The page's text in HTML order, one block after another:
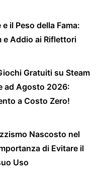
il Peso della Fama:
e Addio ai Riflettori
Gratuiti su Steam
ad Agosto 2026:
a Costo Zero!
Nascosto nel
di Evitare il
Uso